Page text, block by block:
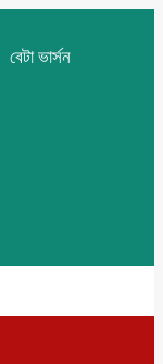
বেটা ভার্সন